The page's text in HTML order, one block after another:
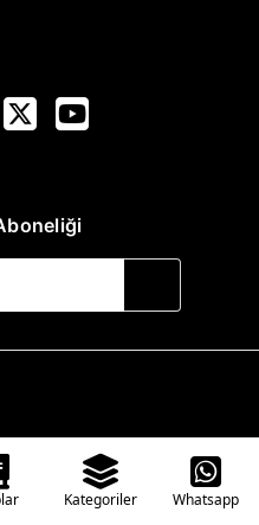
Kategoriler Whatsapp